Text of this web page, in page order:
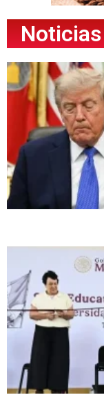
Noticias